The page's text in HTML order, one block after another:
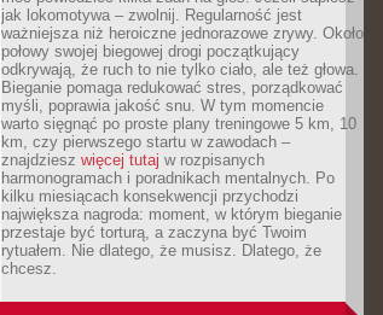
jak lokomotywa – zwolnij. Regularność jest
ważniejsza niż heroiczne jednorazowe zrywy. Około
połowy swojej biegowej drogi początkujący
odkrywają, że ruch to nie tylko ciało, ale też głowa.
Bieganie pomaga redukować stres, porządkować
myśli, poprawia jakość snu. W tym momencie
warto sięgnąć po proste plany treningowe 5 km, 10
km, czy pierwszego startu w zawodach –
znajdziesz więcej tutaj w rozpisanych
harmonogramach i poradnikach mentalnych. Po
kilku miesiącach konsekwencji przychodzi
największa nagroda: moment, w którym bieganie
przestaje być torturą, a zaczyna być Twoim
rytuałem. Nie dlatego, że musisz. Dlatego, że
chcesz.